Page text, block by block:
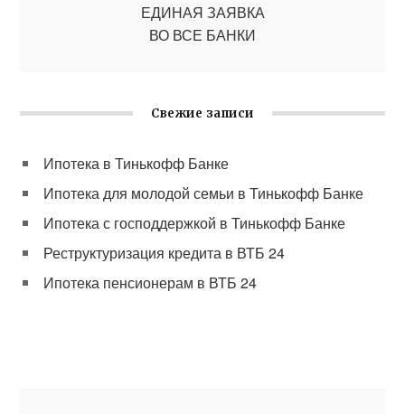
ЕДИНАЯ ЗАЯВКА
ВО ВСЕ БАНКИ
Свежие записи
Ипотека в Тинькофф Банке
Ипотека для молодой семьи в Тинькофф Банке
Ипотека с господдержкой в Тинькофф Банке
Реструктуризация кредита в ВТБ 24
Ипотека пенсионерам в ВТБ 24